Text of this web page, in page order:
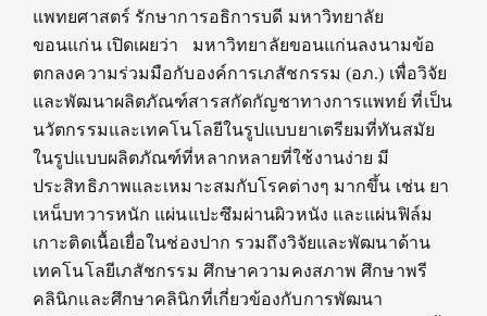
แพทยศาสตร์ รักษาการอธิการบดี มหาวิทยาลัย
ขอนแก่น เปิดเผยว่า มหาวิทยาลัยขอนแก่นลงนามข้อ
ตกลงความร่วมมือกับองค์การเภสัชกรรม (อภ.) เพื่อวิจัย
และพัฒนาผลิตภัณฑ์สารสกัดกัญชาทางการแพทย์ ที่เป็น
นวัตกรรมและเทคโนโลยีในรูปแบบยาเตรียมที่ทันสมัย
ในรูปแบบผลิตภัณฑ์ที่หลากหลายที่ใช้งานง่าย มี
ประสิทธิภาพและเหมาะสมกับโรคต่างๆ มากขึ้น เช่น ยา
เหน็บทวารหนัก แผ่นแปะซึมผ่านผิวหนัง และแผ่นฟิล์ม
เกาะติดเนื้อเยื่อในช่องปาก รวมถึงวิจัยและพัฒนาด้าน
เทคโนโลยีเภสัชกรรม ศึกษาความคงสภาพ ศึกษาพรี
คลินิกและศึกษาคลินิกที่เกี่ยวข้องกับการพัฒนา